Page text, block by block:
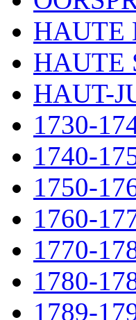
HAUTE
HAUTE
HAUT-
1730-
1740-
1750-
1760-
1770-
1780-
1789-